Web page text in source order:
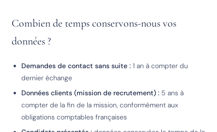
Combien de temps conservons-nous vos
données ?
Demandes de contact sans suite : 1 an à compter du
dernier échange
Données clients (mission de recrutement) : 5 ans à
compter de la fin de la mission, conformément aux
obligations comptables françaises